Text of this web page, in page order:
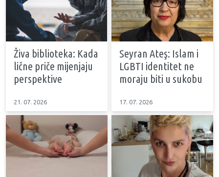
Živa biblioteka: Kada
lične priče mijenjaju
perspektive
21. 07. 2026
Seyran Ateş: Islam i
LGBTI identitet ne
moraju biti u sukobu
17. 07. 2026